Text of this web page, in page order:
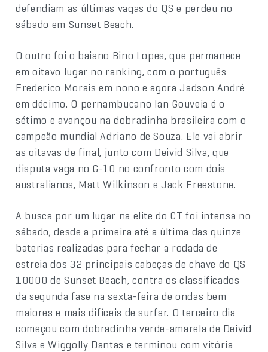
defendiam as últimas vagas do QS e perdeu no
sábado em Sunset Beach.
O outro foi o baiano Bino Lopes, que permanece
em oitavo lugar no ranking, com o português
Frederico Morais em nono e agora Jadson André
em décimo. O pernambucano Ian Gouveia é o
sétimo e avançou na dobradinha brasileira com o
campeão mundial Adriano de Souza. Ele vai abrir
as oitavas de final, junto com Deivid Silva, que
disputa vaga no G-10 no confronto com dois
australianos, Matt Wilkinson e Jack Freestone.
A busca por um lugar na elite do CT foi intensa no
sábado, desde a primeira até a última das quinze
baterias realizadas para fechar a rodada de
estreia dos 32 principais cabeças de chave do QS
10000 de Sunset Beach, contra os classificados
da segunda fase na sexta-feira de ondas bem
maiores e mais difíceis de surfar. O terceiro dia
começou com dobradinha verde-amarela de Deivid
Silva e Wiggolly Dantas e terminou com vitória